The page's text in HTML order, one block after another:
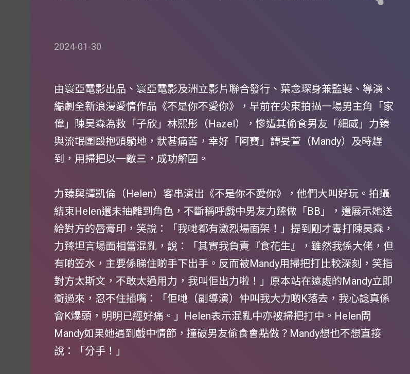
2024-01-30
由寰亞電影出品、寰亞電影及洲立影片聯合發行、葉念琛身兼監製、導演、
編劇全新浪漫愛情作品《不是你不愛你》，早前在尖東拍攝一場男主角「家
偉」陳昊森為救「子欣」林熙彤（Hazel），慘遭其偷食男友「細威」力臻
與流氓圍毆抱頭躺地，狀甚痛苦，幸好「阿寶」譚旻萱（Mandy）及時趕
到，用掃把以一敵三，成功解圍。
力臻與譚凱倫（Helen）客串演出《不是你不愛你》，他們大叫好玩。拍攝
結束Helen還未抽離到角色，不斷稱呼戲中男友力臻做「BB」，還展示她送
給對方的唇膏印，笑說：「我哋都有激烈場面架！」提到剛才毒打陳昊森，
力臻坦言場面相當混亂，說：「其實我負責『食花生』，雖然我係大佬，但
有啲笠水，主要係睇住啲手下出手。反而被Mandy用掃把打比較深刻，笑指
對方太斯文，不敢太過用力，我叫佢出力啦！」原本站在遠處的Mandy立即
衝過來，忍不住插嘴：「佢哋（副導演）仲叫我大力啲K落去，我心諗真係
會K爆頭，明明已經好痛。」Helen表示混亂中亦被掃把打中。Helen問
Mandy如果她遇到戲中情節，撞破男友偷食會點做？Mandy想也不想直接
說：「分手！」